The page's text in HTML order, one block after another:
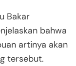
Bakar
bahwa
artinya akan
tersebut.